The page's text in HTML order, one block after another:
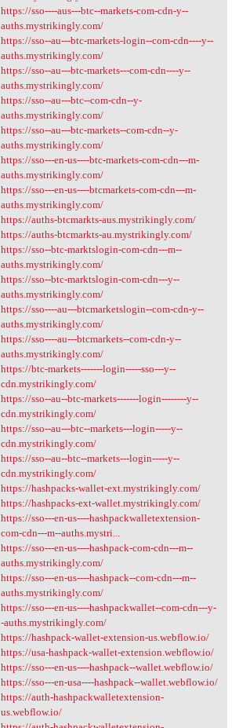
https://sso----aus---btc--markets-com-cdn-y--
auths.mystrikingly.com/
https://sso--au---btc-markets-login--com-cdn----y--
auths.mystrikingly.com/
https://sso--au---btc-markets---com-cdn----y--
auths.mystrikingly.com/
https://sso--au---btc--com-cdn--y-
auths.mystrikingly.com/
https://sso--au---btc-markets--com-cdn--y-
auths.mystrikingly.com/
https://sso---en-us----btc-markets-com-cdn---m-
auths.mystrikingly.com/
https://sso---en-us----btcmarkets-com-cdn---m-
auths.mystrikingly.com/
https://auths-btcmarkts-aus.mystrikingly.com/
https://auths-btcmarkts-au.mystrikingly.com/
https://sso--btc-marktslogin-com-cdn---m--
auths.mystrikingly.com/
https://sso--btc-marktslogin-com-cdn---y--
auths.mystrikingly.com/
https://sso----au---btcmarketslogin--com-cdn-y--
auths.mystrikingly.com/
https://sso----au---btcmarkets--com-cdn-y--
auths.mystrikingly.com/
https://btc-markets-------login-----sso---y--
cdn.mystrikingly.com/
https://sso--au--btc-markets-------login--------y--
cdn.mystrikingly.com/
https://sso--au---btc--markets---login-----y--
cdn.mystrikingly.com/
https://sso--au--btc--markets---login-----y--
cdn.mystrikingly.com/
https://hashpacks-wallet-ext.mystrikingly.com/
https://hashpacks-ext-wallet.mystrikingly.com/
https://sso---en-us----hashpackwalletextension-
com-cdn---m--auths.mystri...
https://sso---en-us----hashpack-com-cdn---m--
auths.mystrikingly.com/
https://sso---en-us----hashpack--com-cdn---m--
auths.mystrikingly.com/
https://sso---en-us----hashpackwallet--com-cdn---y-
-auths.mystrikingly.com/
https://hashpack-wallet-extension-us.webflow.io/
https://usa-hashpack-wallet-extension.webflow.io/
https://sso---en-us----hashpack--wallet.webflow.io/
https://sso---en-usa----hashpack--wallet.webflow.io/
https://auth-hashpackwalletextension-
us.webflow.io/